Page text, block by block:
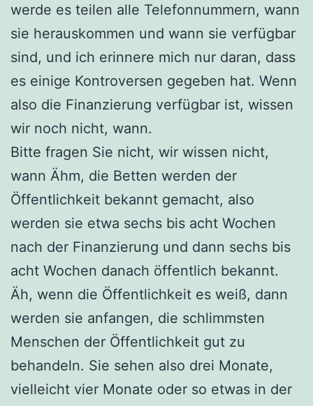
werde es teilen alle Telefonnummern, wann
sie herauskommen und wann sie verfügbar
sind, und ich erinnere mich nur daran, dass
es einige Kontroversen gegeben hat. Wenn
also die Finanzierung verfügbar ist, wissen
wir noch nicht, wann.
Bitte fragen Sie nicht, wir wissen nicht,
wann Ähm, die Betten werden der
Öffentlichkeit bekannt gemacht, also
werden sie etwa sechs bis acht Wochen
nach der Finanzierung und dann sechs bis
acht Wochen danach öffentlich bekannt.
Äh, wenn die Öffentlichkeit es weiß, dann
werden sie anfangen, die schlimmsten
Menschen der Öffentlichkeit gut zu
behandeln. Sie sehen also drei Monate,
vielleicht vier Monate oder so etwas in der